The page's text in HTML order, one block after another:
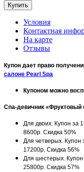
Условия
Контактная
На карте
Отзывы
Купон дает право
салоне Pearl Spa
Купоном можно
Спа-девичник «Фруктовый
Для двоих. Купон за
8600р. Скидка 50%
Для четверых. Купон
17200р. Скидка 56%
Для шестерых. Купон
25800р. Скидка 57%